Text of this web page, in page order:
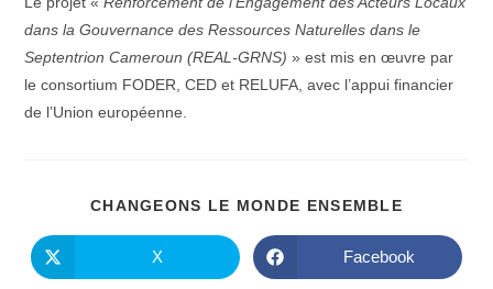
dans la Gouvernance des Ressources Naturelles dans le
Septentrion Cameroun (REAL-GRNS) » est mis en œuvre par
le consortium FODER, CED et RELUFA, avec l’appui financier
de l’Union européenne.
CHANGEONS LE MONDE ENSEMBLE
CONTENU
Ouvrir
dans
X
Ouvrir
dans
Facebook